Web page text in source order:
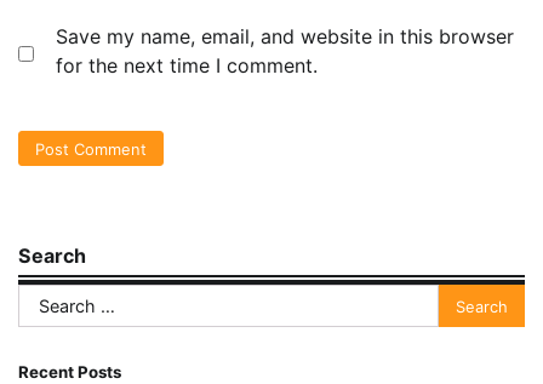
Save my name, email, and website in this browser
for the next time I comment.
Search
Search
for:
Recent Posts